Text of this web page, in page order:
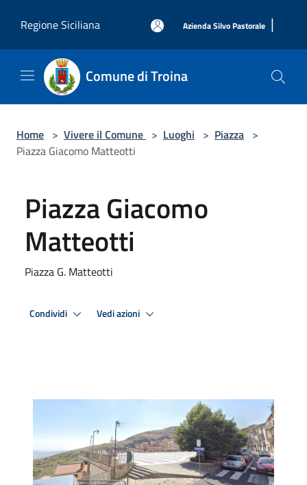
Regione Siciliana
Azienda Silvo Pastorale |
Comune di Troina
Home > Vivere il Comune > Luoghi > Piazza >
Piazza Giacomo Matteotti
Piazza Giacomo
Matteotti
Piazza G. Matteotti
Condividi Vedi azioni